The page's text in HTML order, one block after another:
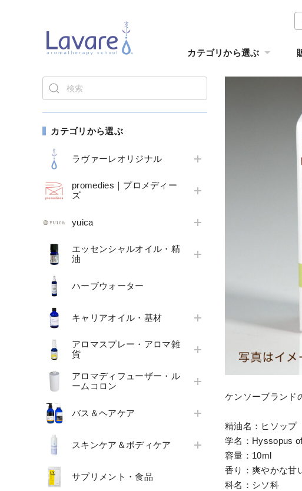
カテゴリから選ぶ
カテゴリから選ぶ
ラヴァーレオリジナル
promedies｜プロメディー
ズ
yuica
エッセンシャルオイル・精
油
ハーブウォーター
キャリアオイル・基材
アロマスプレー・アロマ雑
貨
アロマディフューザー・ル
ームコロン
バス＆ヘアケア
スキンケア＆ボディケア
サプリメント・食品
ケンソーブランド
精油名：ヒソップ
学名：Hyssopus
容量：10ml
香り：爽やかな甘
科名：シソ科